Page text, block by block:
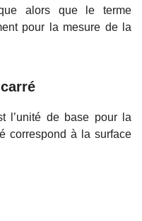
alors que le terme
pour la mesure de la
l’unité de base pour la
correspond à la surface